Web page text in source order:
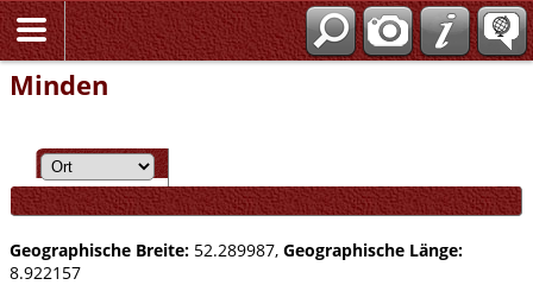
Minden
Geographische Breite: 52.289987, Geographische Länge:
8.922157